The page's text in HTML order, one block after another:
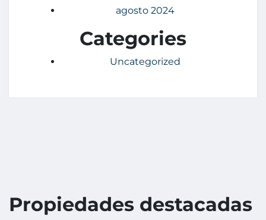
agosto 2024
Categories
Uncategorized
Propiedades destacadas